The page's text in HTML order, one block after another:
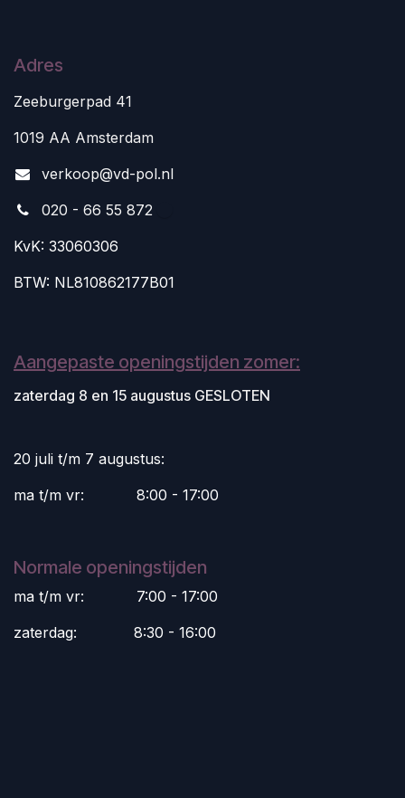
Adres
Zeeburgerpad 41
1019 AA Amsterdam
verkoop@vd-pol.nl
020 - 66 55 872
KvK: 33060306
BTW: NL810862177B01
Aangepaste openingstijden zomer:
zaterdag 8 en 15 augustus GESLOTEN
20 juli t/m 7 augustus:
ma t/m vr:
​8:00 - 17:00
Normale openingstijden
ma t/m vr:
​7:00 - 17:00
zaterdag:
​8:30 - 16:00